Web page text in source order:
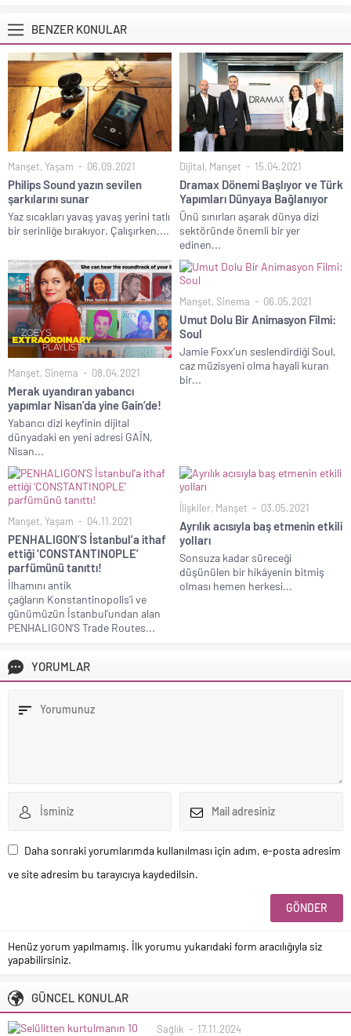
BENZER KONULAR
Manşet, Yaşam 06.09.2021
Philips Sound yazın sevilen
şarkılarını sunar
Yaz sıcakları yavaş yavaş yerini tatlı
bir serinliğe bırakıyor. Çalışırken,...
Dijital, Manşet 15.04.2021
Dramax Dönemi Başlıyor ve Türk
Yapımları Dünyaya Bağlanıyor
Ünü sınırları aşarak dünya dizi
sektöründe önemli bir yer
edinen...
Manşet, Sinema 08.04.2021
Merak uyandıran yabancı
yapımlar Nisan’da yine Gain’de!
Yabancı dizi keyfinin dijital
dünyadaki en yeni adresi GAİN,
Nisan...
Manşet, Sinema 06.05.2021
Umut Dolu Bir Animasyon Filmi:
Soul
Jamie Foxx’un seslendirdiği Soul,
caz müzisyeni olma hayali kuran
bir...
Manşet, Yaşam 04.11.2021
PENHALIGON’S İstanbul’a ithaf
ettiği ‘CONSTANTINOPLE’
parfümünü tanıttı!
İlhamını antik
çağların Konstantinopolis’i ve
günümüzün İstanbul’undan alan
PENHALIGON’S Trade Routes...
İlişkiler, Manşet 03.05.2021
Ayrılık acısıyla baş etmenin etkili
yolları
Sonsuza kadar süreceği
düşünülen bir hikâyenin bitmiş
olması hemen herkesi...
YORUMLAR
Daha sonraki yorumlarımda kullanılması için adım, e-posta adresim
ve site adresim bu tarayıcıya kaydedilsin.
Henüz yorum yapılmamış. İlk yorumu yukarıdaki form aracılığıyla siz
yapabilirsiniz.
GÜNCEL KONULAR
Sağlık 17.11.2024